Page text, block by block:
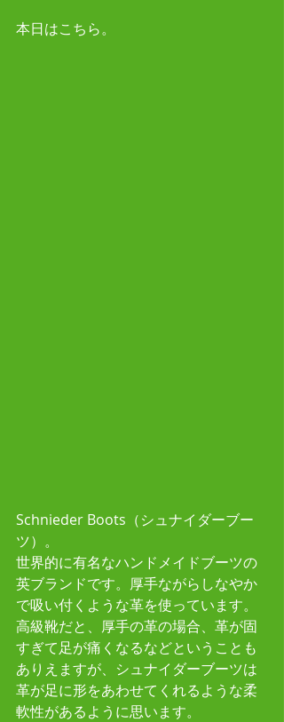
本日はこちら。
Schnieder Boots（シュナイダーブー
ツ）。
世界的に有名なハンドメイドブーツの
英ブランドです。厚手ながらしなやか
で吸い付くような革を使っています。
高級靴だと、厚手の革の場合、革が固
すぎて足が痛くなるなどということも
ありえますが、シュナイダーブーツは
革が足に形をあわせてくれるような柔
軟性があるように思います。